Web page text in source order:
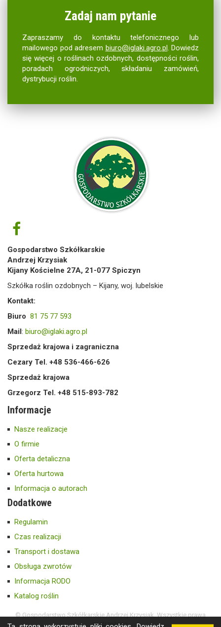
Zadaj nam pytanie
Zapraszamy do kontaktu telefonicznego lub
mailowego pod adresem biuro@iglaki.agro.pl. Dowiedz
się więcej o roślinach ozdobnych, dostępności roślin,
poradach ogrodniczych, składaniu zamówień,
dystrybucji roślin.
Gospodarstwo Szkółkarskie
Andrzej Krzysiak
Kijany Kościelne 27A, 21-077 Spiczyn
Szkółka roślin ozdobnych – Kijany, woj. lubelskie
Kontakt:
Biuro 81 75 77 593
Mail: biuro@iglaki.agro.pl
Sprzedaż krajowa i zagraniczna
Cezary Tel. +48 536-466-626
Sprzedaż krajowa
Grzegorz Tel. +48 515-893-782
Informacje
Nasze realizacje
O firmie
Oferta detaliczna
Oferta hurtowa
Informacja o autorach
Dodatkowe
Regulamin
Czas realizacji
Transport i dostawa
Obsługa zwrotów
Informacja RODO
Katalog roślin
© Gospodarstwo Szkółkarskie Andrzej Krzysiak. Wszystkie prawa
zastrzeżone.